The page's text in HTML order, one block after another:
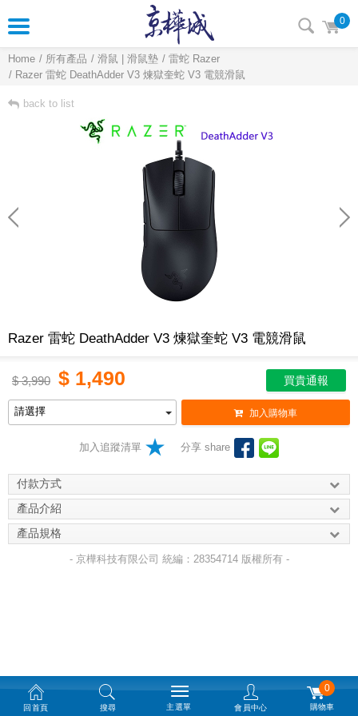
0
Home 所有產品 滑鼠 | 滑鼠墊
雷蛇 Razer
Razer 雷蛇 DeathAdder V3 煉獄奎蛇 V3 電競滑鼠
back to list
Razer 雷蛇 DeathAdder V3 煉獄奎蛇 V3 電競滑鼠
$3,990 $ 1,490 買貴通報
加入購物車
加入追蹤清單 分享 share
付款方式
產品介紹
產品規格
- 京樺科技有限公司 統編：28354714 版權所有 -
回首頁 搜尋 主選單 會員中心
0
購物車